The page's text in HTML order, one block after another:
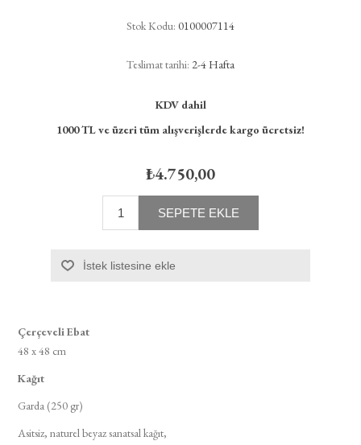
Stok Kodu: 0100007114
Teslimat tarihi: 2-4 Hafta
KDV dahil
1000 TL ve üzeri tüm alışverişlerde kargo ücretsiz!
₺4.750,00
SEPETE EKLE
İstek listesine ekle
Çerçeveli Ebat​
48 x 48 cm​
Kağıt​
Garda (250 gr)​
Asitsiz, naturel beyaz sanatsal kağıt,